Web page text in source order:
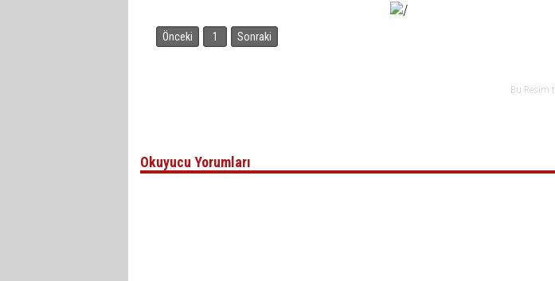
Önceki 1 Sonraki
Bu Resim
Okuyucu Yorumları